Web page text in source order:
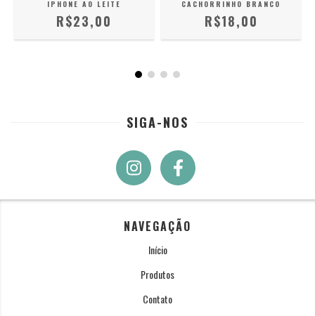
IPHONE AO LEITE
R$23,00
CACHORRINHO BRANCO
R$18,00
SIGA-NOS
NAVEGAÇÃO
Início
Produtos
Contato